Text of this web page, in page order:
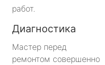
работ.
Диагностика
Мастер перед
ремонтом совершенно